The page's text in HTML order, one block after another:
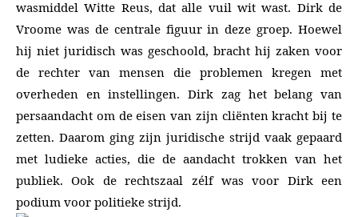
wasmiddel Witte Reus, dat alle vuil wit wast. Dirk de
Vroome was de centrale figuur in deze groep. Hoewel
hij niet juridisch was geschoold, bracht hij zaken voor
de rechter van mensen die problemen kregen met
overheden en instellingen. Dirk zag het belang van
persaandacht om de eisen van zijn cliënten kracht bij te
zetten. Daarom ging zijn juridische strijd vaak gepaard
met ludieke acties, die de aandacht trokken van het
publiek. Ook de rechtszaal zélf was voor Dirk een
podium voor politieke strijd.